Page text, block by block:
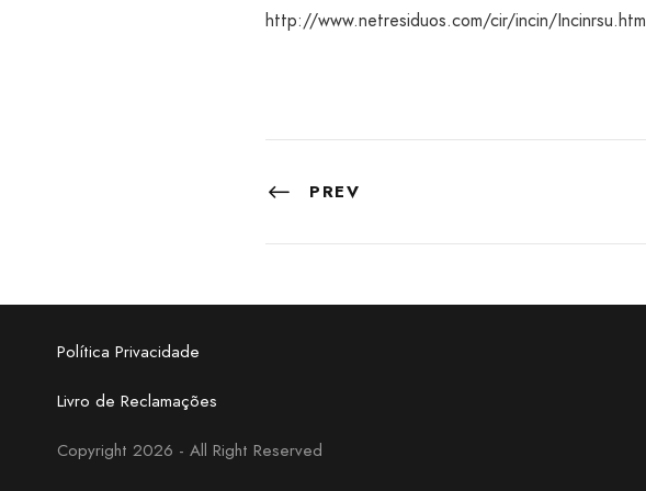
http://www.netresiduos.com/cir/incin/Incinrsu.htm
PREV
Política Privacidade
Livro de Reclamações
Copyright 2026 - All Right Reserved